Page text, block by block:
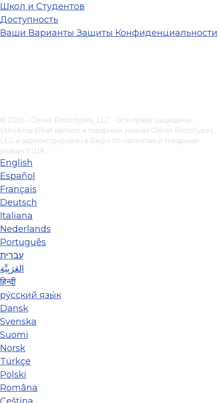
Школ и Студентов
Доступность
Ваши Варианты Защиты Конфиденциальности
© 2026 - Clever Prototypes, LLC - Все права защищены.
StoryboardThat является товарным знаком Clever Prototypes ,
LLC и зарегистрирован в Бюро по патентам и товарным
знакам США.
English
Español
Français
Deutsch
Italiana
Nederlands
Português
עברית
العَرَبِيَّة
हिन्दी
ру́сский язы́к
Dansk
Svenska
Suomi
Norsk
Türkçe
Polski
Româna